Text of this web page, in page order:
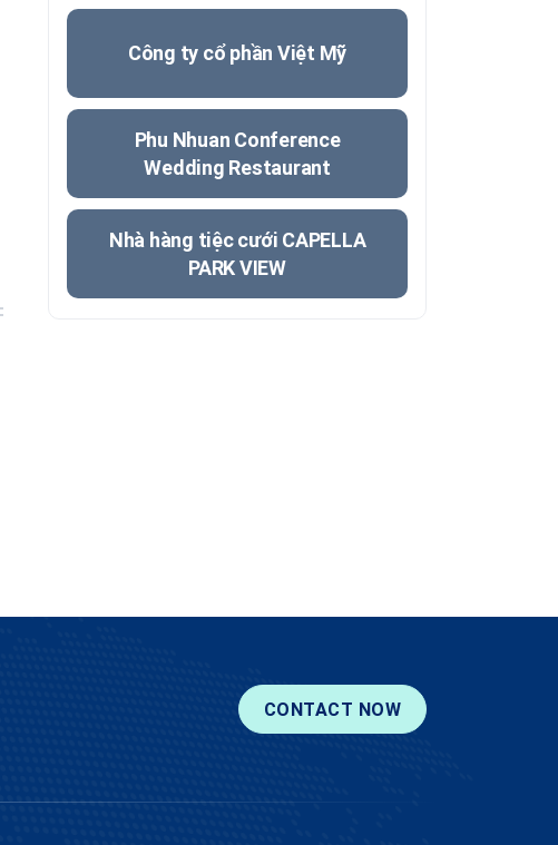
Công ty cổ phần Việt Mỹ
Phu Nhuan Conference
Wedding Restaurant
Nhà hàng tiệc cưới CAPELLA
PARK VIEW
CONTACT NOW